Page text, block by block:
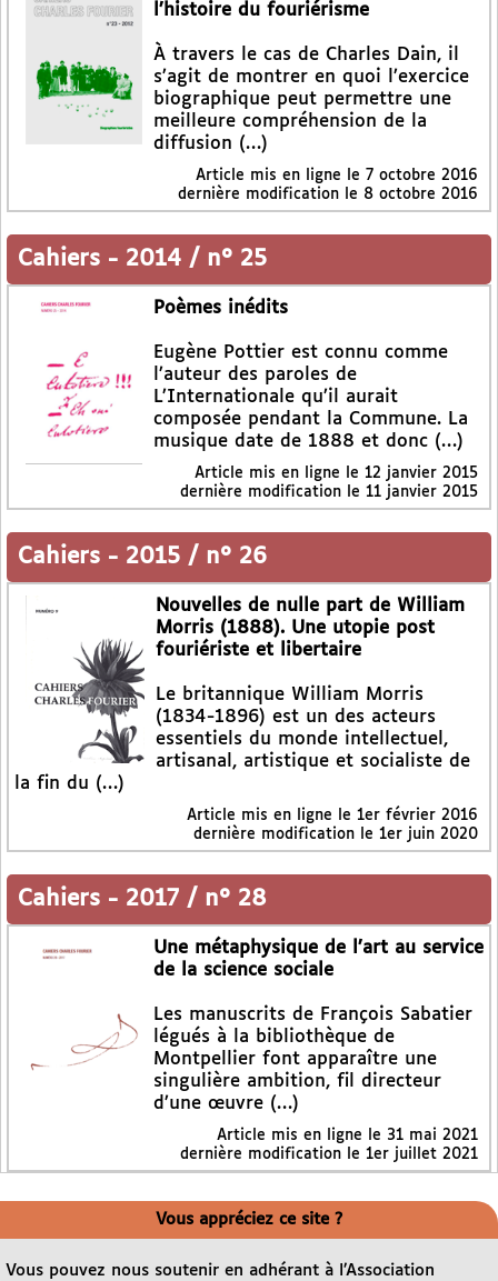
l’histoire du fouriérisme
À travers le cas de Charles Dain, il
s’agit de montrer en quoi l’exercice
biographique peut permettre une
meilleure compréhension de la
diffusion (…)
Article mis en ligne le 7 octobre 2016
dernière modification le 8 octobre 2016
Cahiers - 2014 / n° 25
Poèmes inédits
Eugène Pottier est connu comme
l’auteur des paroles de
L’Internationale qu’il aurait
composée pendant la Commune. La
musique date de 1888 et donc (…)
Article mis en ligne le 12 janvier 2015
dernière modification le 11 janvier 2015
Cahiers - 2015 / n° 26
Nouvelles de nulle part de William
Morris (1888). Une utopie post
fouriériste et libertaire
Le britannique William Morris
(1834-1896) est un des acteurs
essentiels du monde intellectuel,
artisanal, artistique et socialiste de
la fin du (…)
Article mis en ligne le 1er février 2016
dernière modification le 1er juin 2020
Cahiers - 2017 / n° 28
Une métaphysique de l’art au service
de la science sociale
Les manuscrits de François Sabatier
légués à la bibliothèque de
Montpellier font apparaître une
singulière ambition, fil directeur
d’une œuvre (…)
Article mis en ligne le 31 mai 2021
dernière modification le 1er juillet 2021
Vous appréciez ce site ?
Vous pouvez nous soutenir en adhérant à l’Association